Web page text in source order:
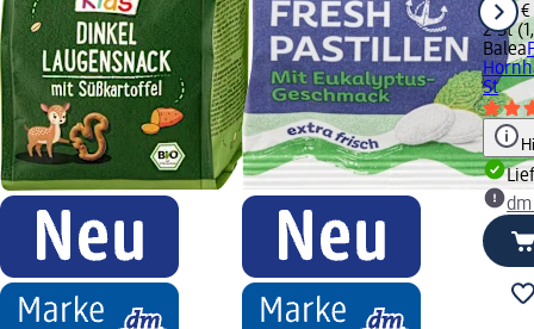
3,95 €
2 St
Balea
St